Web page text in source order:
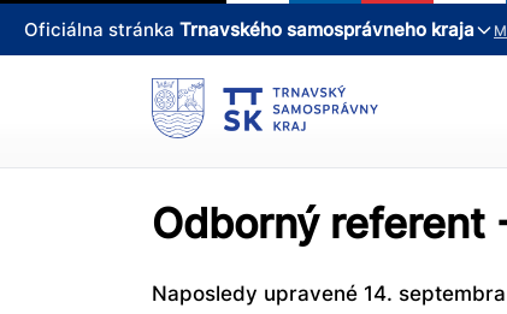
Oficiálna stránka Trnavského samosprávneho kraja
Odborný referent
Naposledy upravené 14.